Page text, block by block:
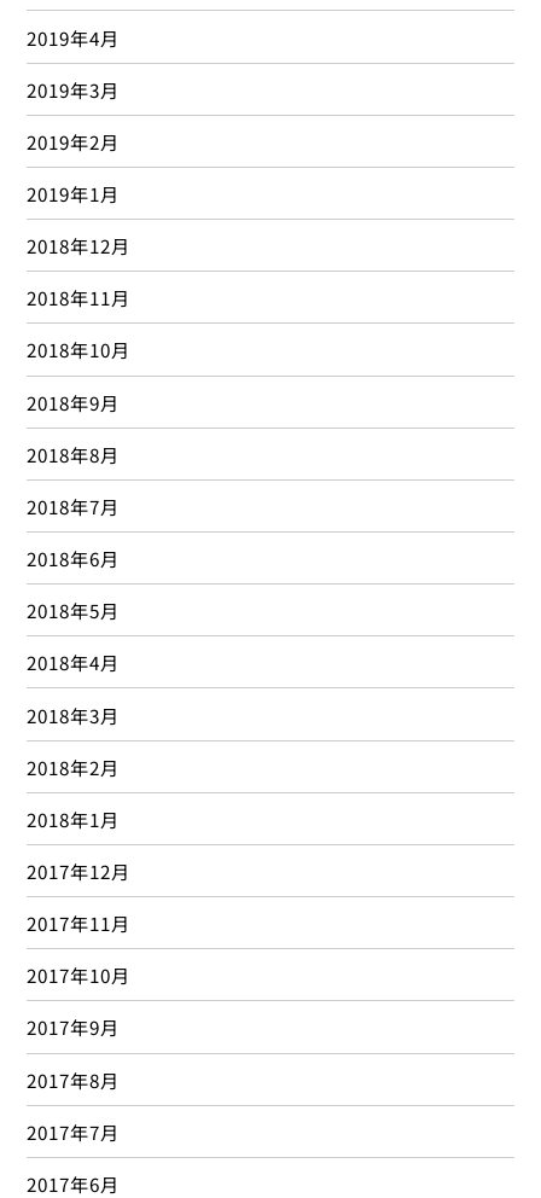
2019年4月
2019年3月
2019年2月
2019年1月
2018年12月
2018年11月
2018年10月
2018年9月
2018年8月
2018年7月
2018年6月
2018年5月
2018年4月
2018年3月
2018年2月
2018年1月
2017年12月
2017年11月
2017年10月
2017年9月
2017年8月
2017年7月
2017年6月